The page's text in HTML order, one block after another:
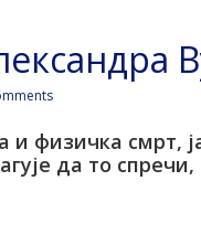
физичка смрт,
да то спречи,